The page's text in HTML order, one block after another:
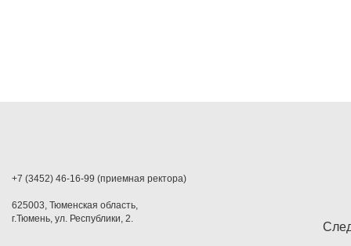
+7 (3452) 46-16-99 (приемная ректора)
625003, Тюменская область,
г.Тюмень, ул. Республики, 2.